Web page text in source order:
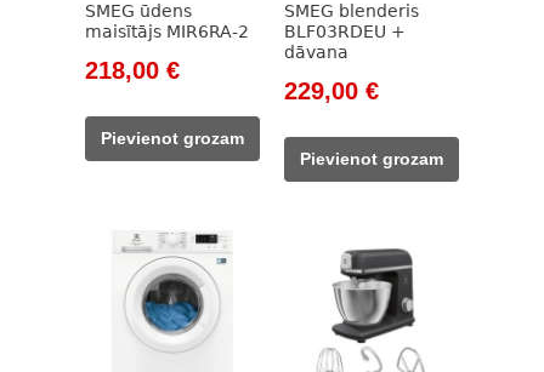
SMEG ūdens
maisītājs MIR6RA-2
Original
was:
309,00 €.
218,00 €Current
218,00 €.
Pievienot grozam
SMEG blenderis
BLF03RDEU +
dāvana
Original
was:
262,00 €.
229,00 €Current
229,00 €.
Pievienot grozam